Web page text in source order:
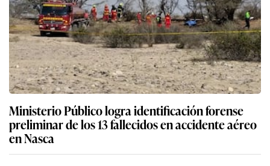
Ministerio Público logra identificación forense
preliminar de los 13 fallecidos en accidente aéreo
en Nasca